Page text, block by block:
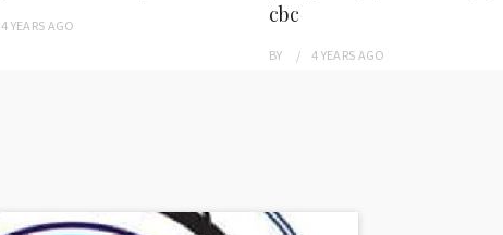
4 YEARS AGO
cbc
BY 4 YEARS AGO